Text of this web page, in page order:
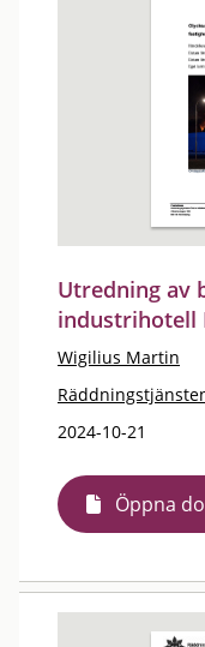
Utredning av
industrihotell
Wigilius Martin
2024-10-21
Öppna